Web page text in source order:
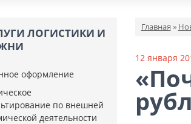
ЛОГИСТИКИ И
оформление
по внешней
деятельности
Главная »
12 января